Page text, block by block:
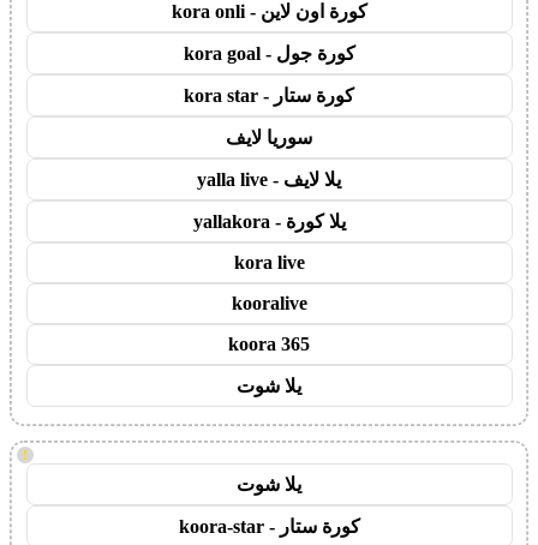
كورة اون لاين - kora onli
كورة جول - kora goal
كورة ستار - kora star
سوريا لايف
يلا لايف - yalla live
يلا كورة - yallakora
kora live
kooralive
koora 365
يلا شوت
!
يلا شوت
كورة ستار - koora-star